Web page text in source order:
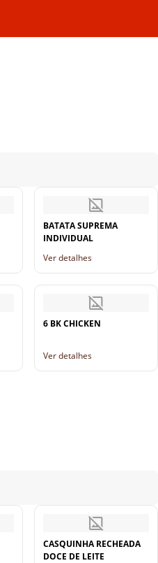
BATATA SUPREMA
INDIVIDUAL
Ver detalhes
6 BK CHICKEN
Ver detalhes
CASQUINHA RECHEADA
DOCE DE LEITE